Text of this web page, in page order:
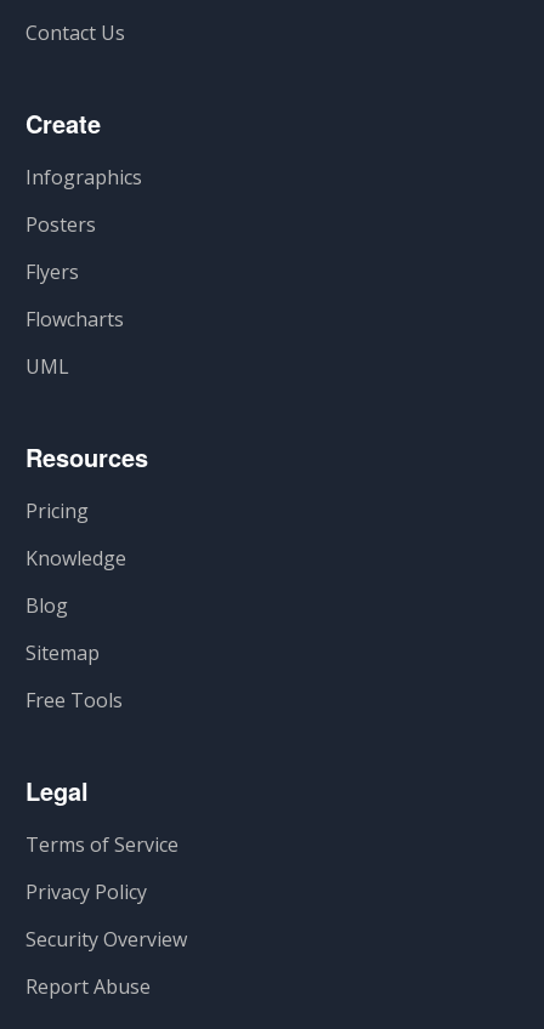
Contact Us
Create
Infographics
Posters
Flyers
Flowcharts
UML
Resources
Pricing
Knowledge
Blog
Sitemap
Free Tools
Legal
Terms of Service
Privacy Policy
Security Overview
Report Abuse